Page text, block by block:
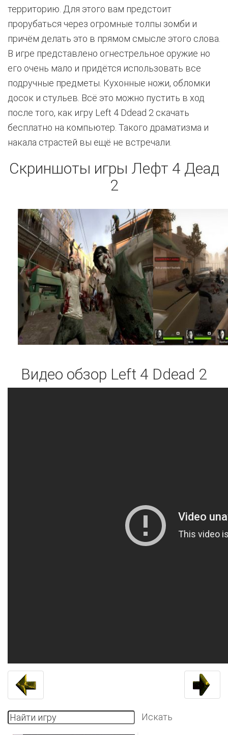
территорию. Для этого вам предстоит
прорубаться через огромные толпы зомби и
причём делать это в прямом смысле этого слова.
В игре представлено огнестрельное оружие но
его очень мало и придётся использовать все
подручные предметы. Кухонные ножи, обломки
досок и стульев. Всё это можно пустить в ход
после того, как игру Left 4 Ddead 2 скачать
бесплатно на компьютер. Такого драматизма и
накала страстей вы ещё не встречали.
Скриншоты игры Лефт 4 Деад
2
Видео обзор Left 4 Ddead 2